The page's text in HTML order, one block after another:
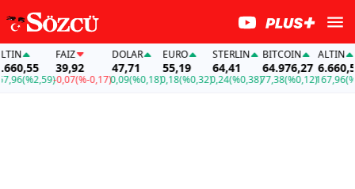
(%2,59)
FAİZ
39,92
-0,07(%-0,17)
DOLAR
47,71
0,09(%0,18)
EURO
55,19
0,18(%0,32)
STERLIN
64,41
0,24(%0,38)
BITCOIN
64.976,27
77,38(%0,12)
ALTIN
6.660,55
167,96